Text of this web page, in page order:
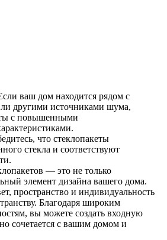
ваш дом находится рядом с
другими источниками шума,
с повышенными
что стеклопакеты
стекла и соответствуют
— это не только
элемент дизайна вашего дома.
пространство и индивидуальность
Благодаря широким
вы можете создать входную
сочетается с вашим домом и